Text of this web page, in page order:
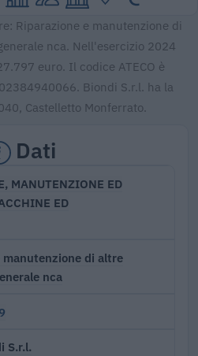
Riparazione e manutenzione di
nca. Nell'esercizio 2024
euro. Il codice ATECO è
Biondi S.r.l. ha la
Castelletto Monferrato.
Dati
MANUTENZIONE ED
ED
manutenzione di altre
nca
S.r.l.